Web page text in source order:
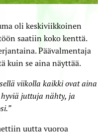
oli keskiviikkoinen
saatiin koko kenttä.
Päävalmentaja
kuin se aina näyttää.
viikolla kaikki ovat aina
juttuja nähty, ja
uutta vuoroa